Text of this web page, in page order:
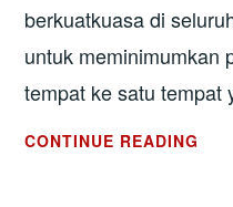
berkuatkuasa di
untuk meminimumkan
tempat ke satu
CONTINUE READING